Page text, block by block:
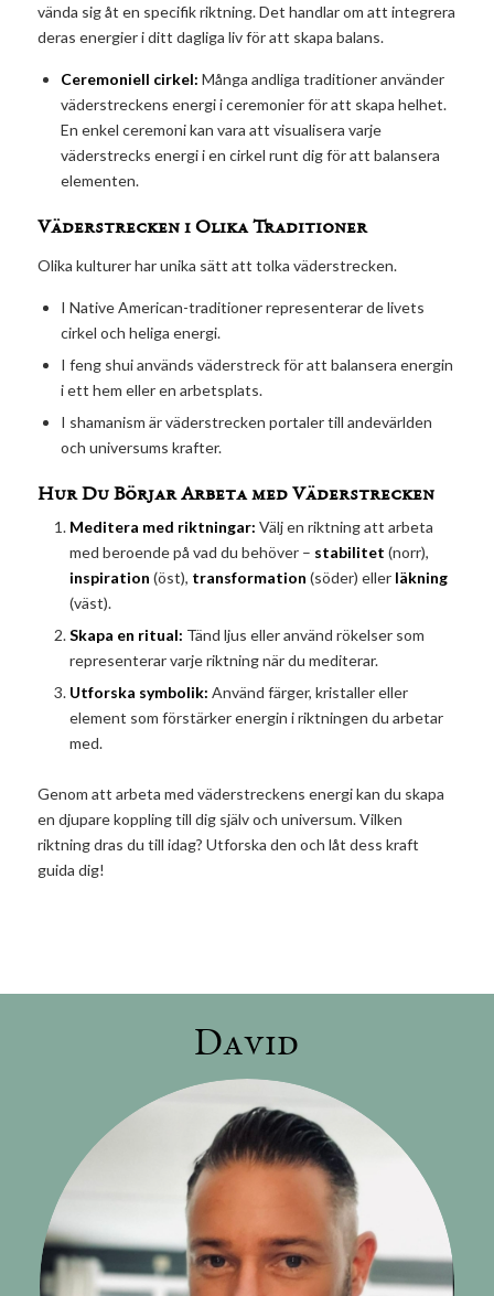
vända sig åt en specifik riktning. Det handlar om att integrera
deras energier i ditt dagliga liv för att skapa balans.
Ceremoniell cirkel: Många andliga traditioner använder
väderstreckens energi i ceremonier för att skapa helhet.
En enkel ceremoni kan vara att visualisera varje
väderstrecks energi i en cirkel runt dig för att balansera
elementen.
Väderstrecken i Olika Traditioner
Olika kulturer har unika sätt att tolka väderstrecken.
I Native American-traditioner representerar de livets
cirkel och heliga energi.
I feng shui används väderstreck för att balansera energin
i ett hem eller en arbetsplats.
I shamanism är väderstrecken portaler till andevärlden
och universums krafter.
Hur Du Börjar Arbeta med Väderstrecken
Meditera med riktningar: Välj en riktning att arbeta
med beroende på vad du behöver – stabilitet (norr),
inspiration (öst), transformation (söder) eller läkning
(väst).
Skapa en ritual: Tänd ljus eller använd rökelser som
representerar varje riktning när du mediterar.
Utforska symbolik: Använd färger, kristaller eller
element som förstärker energin i riktningen du arbetar
med.
Genom att arbeta med väderstreckens energi kan du skapa
en djupare koppling till dig själv och universum. Vilken
riktning dras du till idag? Utforska den och låt dess kraft
guida dig!
David